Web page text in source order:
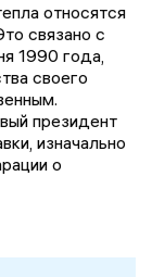
относятся
связано с
1990 года,
своего
президент
изначально
о